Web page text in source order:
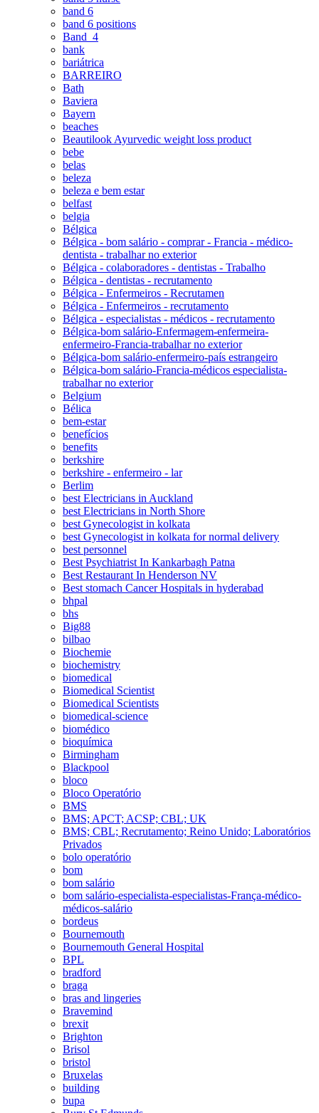
band 6
band 6 positions
Band_4
bank
bariátrica
BARREIRO
Bath
Baviera
Bayern
beaches
Beautilook Ayurvedic weight loss product
bebe
belas
beleza
beleza e bem estar
belfast
belgia
Bélgica
Bélgica - bom salário - comprar - Francia - médico-
dentista - trabalhar no exterior
Bélgica - colaboradores - dentistas - Trabalho
Bélgica - dentistas - recrutamento
Bélgica - Enfermeiros - Recrutamen
Bélgica - Enfermeiros - recrutamento
Bélgica - especialistas - médicos - recrutamento
Bélgica-bom salário-Enfermagem-enfermeira-
enfermeiro-Francia-trabalhar no exterior
Bélgica-bom salário-enfermeiro-país estrangeiro
Bélgica-bom salário-Francia-médicos especialista-
trabalhar no exterior
Belgium
Bélica
bem-estar
benefícios
benefits
berkshire
berkshire - enfermeiro - lar
Berlim
best Electricians in Auckland
best Electricians in North Shore
best Gynecologist in kolkata
best Gynecologist in kolkata for normal delivery
best personnel
Best Psychiatrist In Kankarbagh Patna
Best Restaurant In Henderson NV
Best stomach Cancer Hospitals in hyderabad
bhpal
bhs
Big88
bilbao
Biochemie
biochemistry
biomedical
Biomedical Scientist
Biomedical Scientists
biomedical-science
biomédico
bioquímica
Birmingham
Blackpool
bloco
Bloco Operatório
BMS
BMS; APCT; ACSP; CBL; UK
BMS; CBL; Recrutamento; Reino Unido; Laboratórios
Privados
bolo operatório
bom
bom salário
bom salário-especialista-especialistas-França-médico-
médicos-salário
bordeus
Bournemouth
Bournemouth General Hospital
BPL
bradford
braga
bras and lingeries
Bravemind
brexit
Brighton
Brisol
bristol
Bruxelas
building
bupa